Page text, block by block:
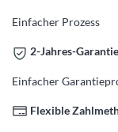
Einfacher Prozess
2-Jahres-Garantie
Einfacher
Flexible